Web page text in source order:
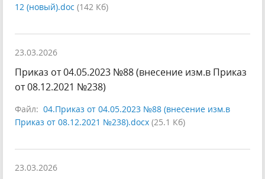
12 (новый).doc (142 Кб)
23.03.2026
Приказ от 04.05.2023 №88 (внесение изм.в Приказ
от 08.12.2021 №238)
Файл: 04.Приказ от 04.05.2023 №88 (внесение изм.в
Приказ от 08.12.2021 №238).docx (25.1 Кб)
23.03.2026